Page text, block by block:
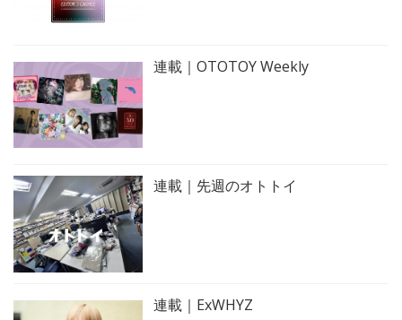
連載｜OTOTOY Weekly
連載｜先週のオトトイ
連載｜ExWHYZ